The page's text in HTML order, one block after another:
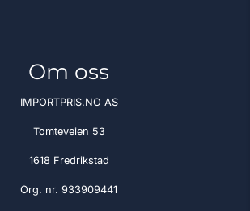
Om oss
IMPORTPRIS.NO AS
Tomteveien 53
1618 Fredrikstad
Org. nr. 933909441